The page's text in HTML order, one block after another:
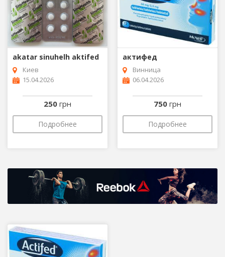
akatar sinuhelh aktifed
Киев
15.04.2026
250 грн
Подробнее
актифед
Винница
06.04.2026
750 грн
Подробнее